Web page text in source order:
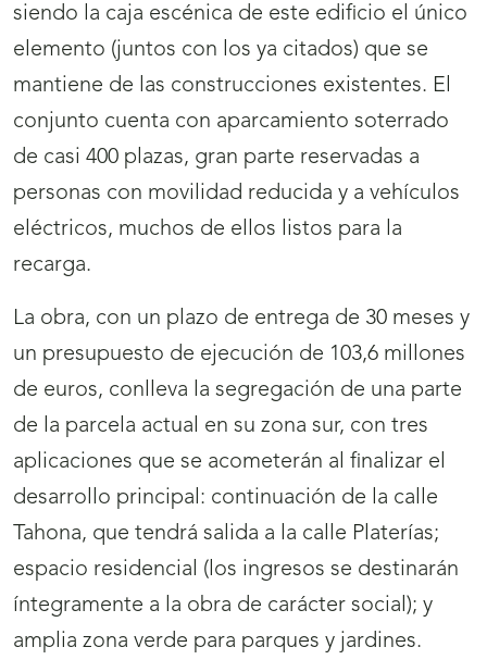
siendo la caja escénica de este edificio el único
elemento (juntos con los ya citados) que se
mantiene de las construcciones existentes. El
conjunto cuenta con aparcamiento soterrado
de casi 400 plazas, gran parte reservadas a
personas con movilidad reducida y a vehículos
eléctricos, muchos de ellos listos para la
recarga.
La obra, con un plazo de entrega de 30 meses y
un presupuesto de ejecución de 103,6 millones
de euros, conlleva la segregación de una parte
de la parcela actual en su zona sur, con tres
aplicaciones que se acometerán al finalizar el
desarrollo principal: continuación de la calle
Tahona, que tendrá salida a la calle Platerías;
espacio residencial (los ingresos se destinarán
íntegramente a la obra de carácter social); y
amplia zona verde para parques y jardines.